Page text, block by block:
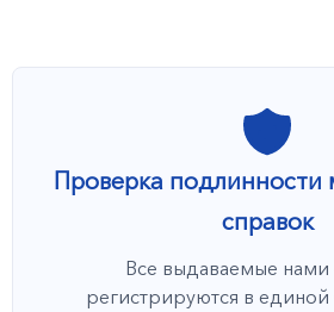
Проверка подлинности
справок
Все выдаваемые нами
регистрируются в единой